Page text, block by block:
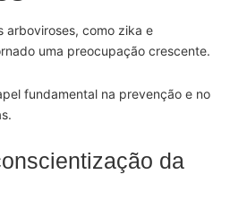
arboviroses, como zika e
uma preocupação crescente.
fundamental na prevenção e no
da